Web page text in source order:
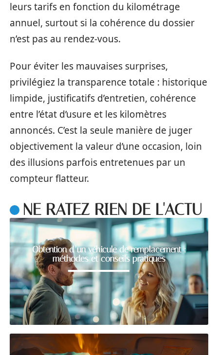
leurs tarifs en fonction du kilométrage
annuel, surtout si la cohérence du dossier
n’est pas au rendez-vous.
Pour éviter les mauvaises surprises,
privilégiez la transparence totale : historique
limpide, justificatifs d’entretien, cohérence
entre l’état d’usure et les kilomètres
annoncés. C’est la seule manière de juger
objectivement la valeur d’une occasion, loin
des illusions parfois entretenues par un
compteur flatteur.
NE RATEZ RIEN DE L'ACTU
Obtention d’un véhicule de remplacement :
méthodes et conseils pratiques